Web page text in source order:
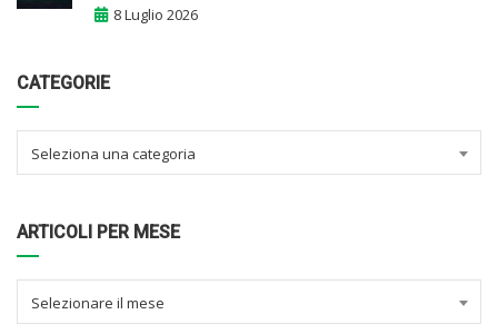
8 Luglio 2026
CATEGORIE
Seleziona una categoria
ARTICOLI PER MESE
Selezionare il mese